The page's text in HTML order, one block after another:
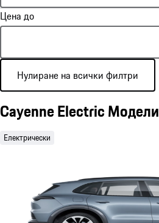
Цена до
Нулиране на всички филтри
Cayenne Electric Модели
Електрически